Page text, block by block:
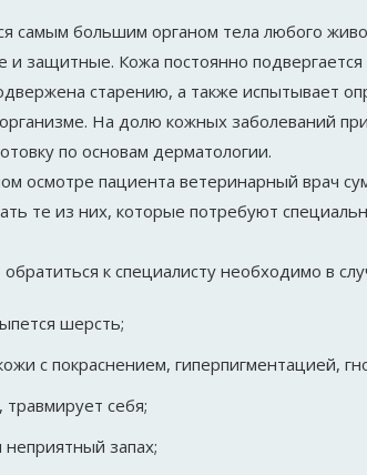
самым большим органом тела любого
и защитные. Кожа постоянно
старению, а также испытывает
На долю кожных заболеваний
по основам дерматологии.
осмотре пациента ветеринарный врач
те из них, которые потребуют
к специалисту необходимо в
шерсть;
с покраснением,
травмирует себя;
неприятный запах;